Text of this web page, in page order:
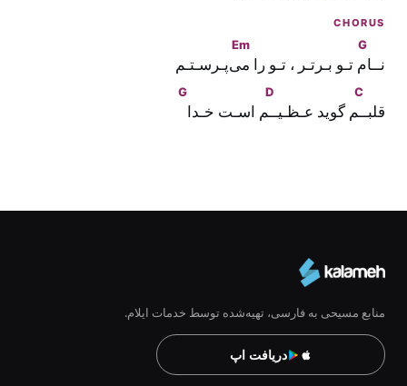
CHORUS
نــا
G
م تـو بـرتـر ، تـو را
Em
می‌پـرسـتـم
قلبـ
C
ـم گوید عـظـیـ
D
ـم اسـت خـدا
G
منابع مسیحی به فارسی، تهیه‌شده توسط خدمات ایلام.
دریافت اپ